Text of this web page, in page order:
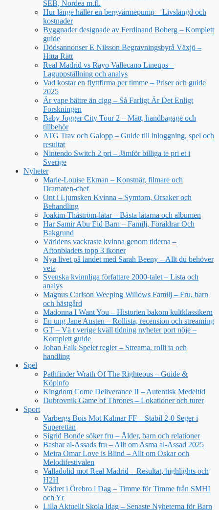
SEB, Nordea m.fl.
Hur länge håller en bergvärmepump – Livslängd och
kostnader
Byggnader designade av Ferdinand Boberg – Komplett
guide
Dödsannonser E Nilsson Begravningsbyrå Växjö –
Hitta Rätt
Real Madrid vs Rayo Vallecano Lineups –
Laguppställning och analys
Vad kostar en flyttfirma per timme – Priser och guide
2025
Är vape bättre än cigg – Så Farligt Är Det Enligt
Forskningen
Baby Jogger City Tour 2 – Mått, handbagage och
tillbehör
ATG Trav och Galopp – Guide till inloggning, spel och
resultat
Nintendo Switch 2 pri – Jämför billiga te pri et i
Sverige
Nyheter
Marie-Louise Ekman – Konstnär, filmare och
Dramaten-chef
Ont i Ljumsken Kvinna – Symtom, Orsaker och
Behandling
Joakim Thåström-låtar – Bästa låtarna och albumen
Har Samir Abu Eid Barn – Familj, Föräldrar Och
Bakgrund
Världens vackraste kvinna genom tiderna –
Aftonbladets topp 3 ikoner
Nya livet på landet med Sarah Beeny – Allt du behöver
veta
Svenska kvinnliga författare 2000-talet – Lista och
analys
Magnus Carlson Weeping Willows Familj – Fru, barn
och hästgård
Madonna I Want You – Historien bakom kultklassikern
En ung Jane Austen – Rollista, recension och streaming
GT – Vä t verige kväll tidning nyheter port nöje –
Komplett guide
Johan Falk Spelet regler – Streama, rolli ta och
handling
Spel
Pathfinder Wrath Of The Righteous – Guide &
Köpinfo
Kingdom Come Deliverance II – Autentisk Medeltid
Dubrovnik Game of Thrones – Lokationer och turer
Sport
Varbergs Bois Mot Kalmar FF – Stabil 2-0 Seger i
Superettan
Sigrid Bonde söker fru – Ålder, barn och relationer
Bashar al-Assads fru – Allt om Asma al-Assad 2025
Meira Omar Love is Blind – Allt om Oskar och
Melodifestivalen
Valladolid mot Real Madrid – Resultat, highlights och
H2H
Vädret i Örebro i Dag – Timme för Timme från SMHI
och Yr
Lilla Aktuellt Skola Idag – Senaste Nyheterna för Barn